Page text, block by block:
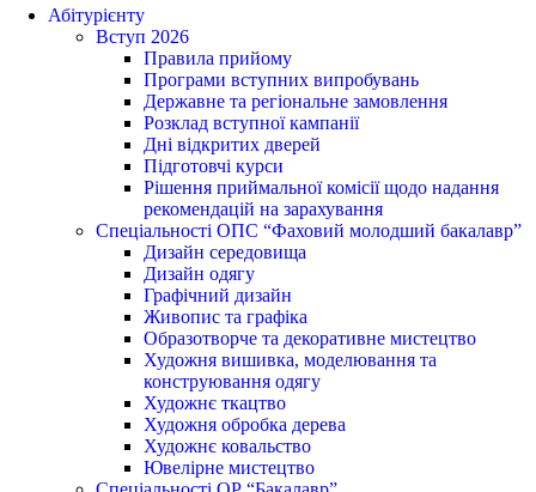
Абітурієнту
Вступ 2026
Правила прийому
Програми вступних випробувань
Державне та регіональне замовлення
Розклад вступної кампанії
Дні відкритих дверей
Підготовчі курси
Рішення приймальної комісії щодо надання
рекомендацій на зарахування
Спеціальності ОПС “Фаховий молодший бакалавр”
Дизайн середовища
Дизайн одягу
Графічний дизайн
Живопис та графіка
Образотворче та декоративне мистецтво
Художня вишивка, моделювання та
конструювання одягу
Художнє ткацтво
Художня обробка дерева
Художнє ковальство
Ювелірне мистецтво